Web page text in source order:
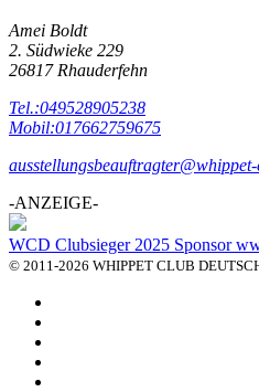
Amei Boldt
2. Südwieke 229
26817 Rhauderfehn
Tel.:049528905238
Mobil:017662759675
-ANZEIGE-
WCD Clubsieger 2025 Sponsor
© 2011-2026 WHIPPET CLUB